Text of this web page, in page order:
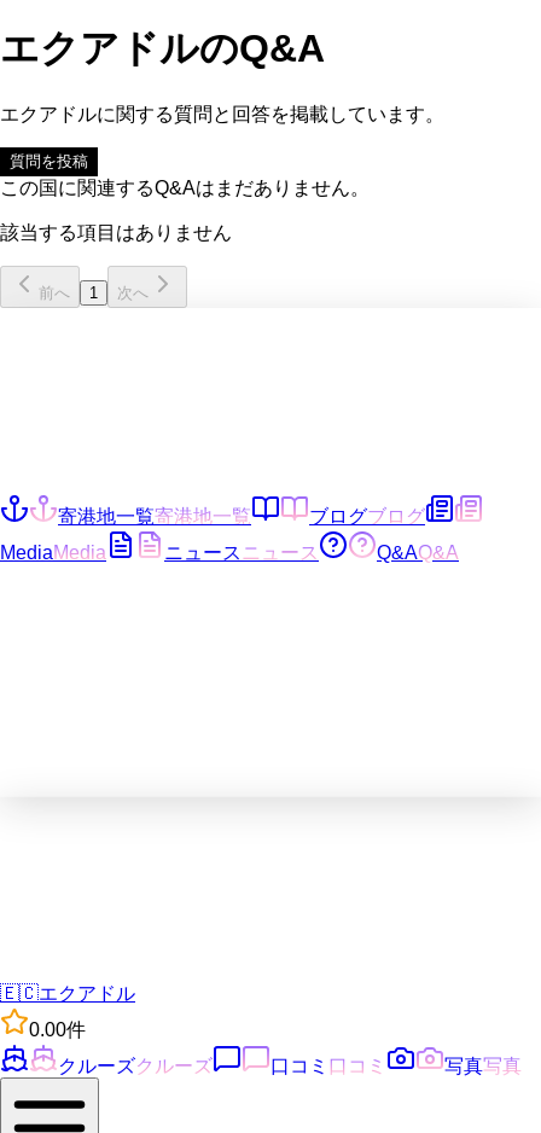
エクアドルのQ&A
エクアドルに関する質問と回答を掲載しています。
質問を投稿
この国に関連するQ&Aはまだありません。
該当する項目はありません
前へ 1 次へ
寄港地一覧寄港地一覧 ブログブログ
MediaMedia ニュース ニュース Q&AQ&A
🇪🇨エクアドル
0.00件
クルーズクルーズ 口コミ 口コミ 写真写真